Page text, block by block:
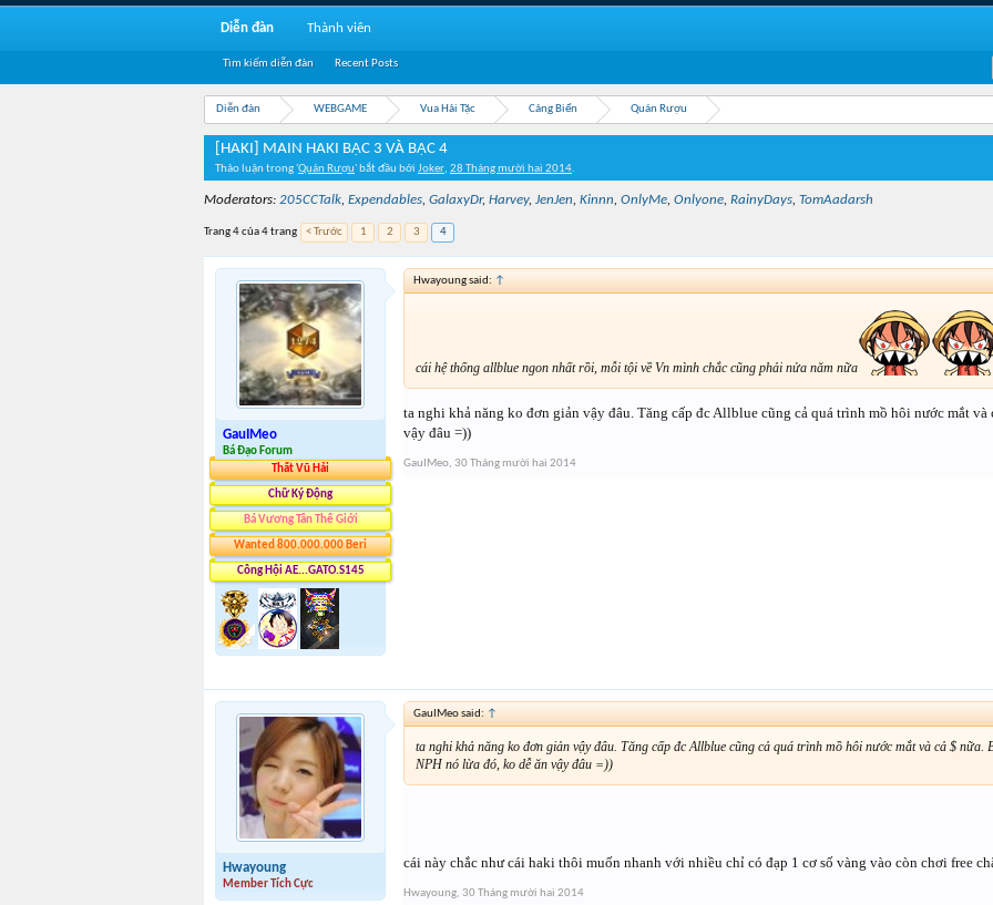
Diễn đàn WEBGAME Vua Hải Tặc Cảng Biển Quán Rượu
[HAKI] MAIN HAKI BẬC 3 VÀ BẬC 4
Thảo luận trong 'Quán Rượu' bắt đầu bởi Joker, 28 Tháng mười hai 2014.
Moderators: 205CCTalk, Expendables, GalaxyDr, Harvey, JenJen, Kinnn, OnlyMe, Onlyone, RainyDays, TomAadarsh
Trang 4 của 4 trang < Trước 1 2 3 4
GauIMeo
Bá Đạo Forum
Thất Vũ Hải
Chữ Ký Động
Bá Vương Tân Thế Giới
Wanted 800.000.000 Beri
Công Hội AE...GATO.S145
Hwayoung said: ↑
cái hệ thống allblue ngon nhất rồi, mỗi tội về Vn mình chắc cũng phải nửa năm nữa
ta nghi khả năng ko đơn giản vậy đâu. Tăng cấp đc Allblue cũng cả quá trình mồ hôi nước mắt và
vậy đâu =))
GauIMeo, 30 Tháng mười hai 2014
Hwayoung
Member Tích Cực
GauIMeo said: ↑
ta nghi khả năng ko đơn giản vậy đâu. Tăng cấp đc Allblue cũng cả quá trình mồ hôi nước mắt và cả $ nữa.
NPH nó lừa đó, ko dễ ăn vậy đâu =))
cái này chắc như cái haki thôi muốn nhanh với nhiều chỉ có đạp 1 cơ số vàng vào còn chơi free
Hwayoung, 30 Tháng mười hai 2014
Diễn đàn
Tìm kiếm diễn đàn Recent Posts
Thành viên